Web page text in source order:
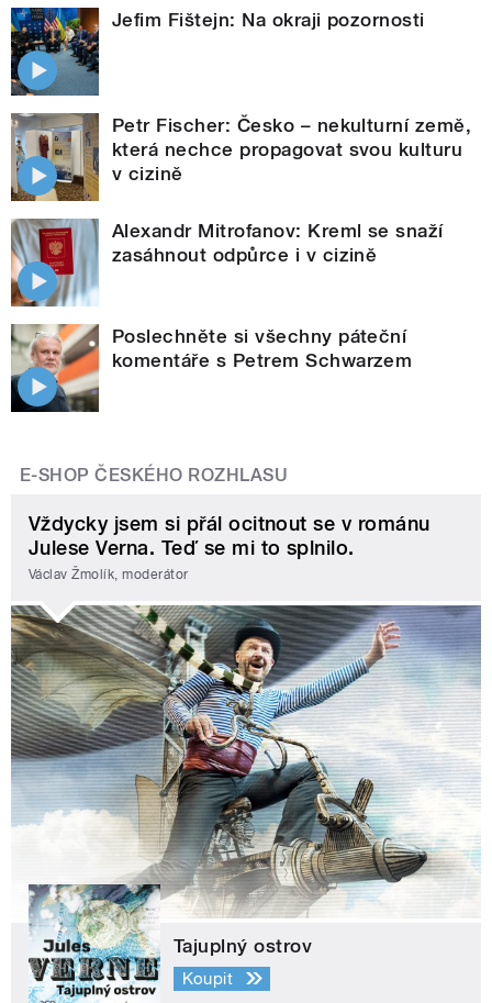
Jefim Fištejn: Na okraji pozornosti
Petr Fischer: Česko – nekulturní země,
která nechce propagovat svou kulturu
v cizině
Alexandr Mitrofanov: Kreml se snaží
zasáhnout odpůrce i v cizině
Poslechněte si všechny páteční
komentáře s Petrem Schwarzem
E-SHOP ČESKÉHO ROZHLASU
Vždycky jsem si přál ocitnout se v románu
Julese Verna. Teď se mi to splnilo.
Václav Žmolík, moderátor
Tajuplný ostrov
Koupit